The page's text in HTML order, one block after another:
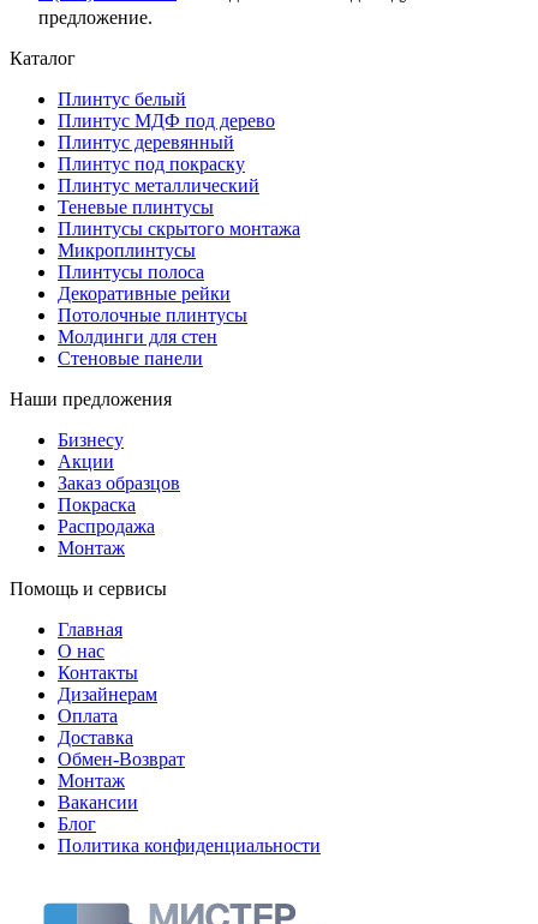
предложение.
Каталог
Плинтус белый
Плинтус МДФ под дерево
Плинтус деревянный
Плинтус под покраску
Плинтус металлический
Теневые плинтусы
Плинтусы скрытого монтажа
Микроплинтусы
Плинтусы полоса
Декоративные рейки
Потолочные плинтусы
Молдинги для стен
Стеновые панели
Наши предложения
Бизнесу
Акции
Заказ образцов
Покраска
Распродажа
Монтаж
Помощь и сервисы
Главная
О нас
Контакты
Дизайнерам
Оплата
Доставка
Обмен-Возврат
Монтаж
Вакансии
Блог
Политика конфиденциальности